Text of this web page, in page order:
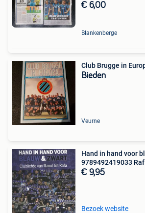
€ 6,00
Blankenberge
Club Brugge in
Bieden
Veurne
Hand in hand voor
9789492419033
€ 9,95
Bezoek website